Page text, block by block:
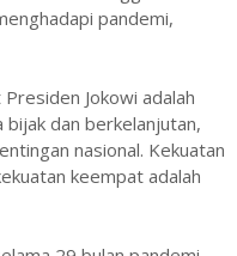
pandemi,
Jokowi adalah
bijak dan berkelanjutan,
nasional. Kekuatan
keempat adalah